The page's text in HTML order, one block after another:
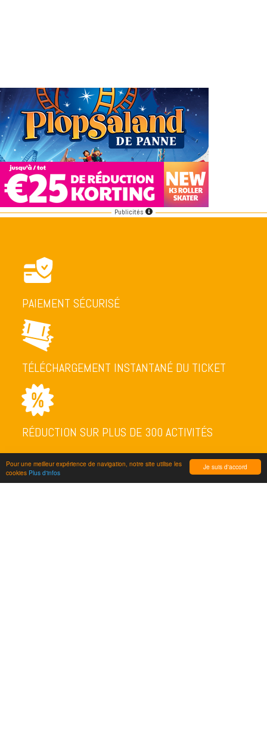
Je suis d'accord
Pour une meilleur expérience de navigation, notre site utilise les
cookies Plus d'infos
Publicités
PAIEMENT SÉCURISÉ
TÉLÉCHARGEMENT INSTANTANÉ DU TICKET
RÉDUCTION SUR PLUS DE 300 ACTIVITÉS